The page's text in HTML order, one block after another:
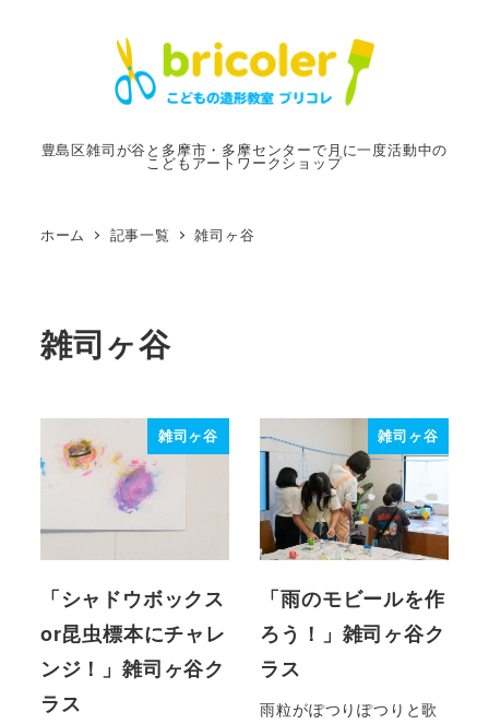
豊島区雑司が谷と多摩市・多摩センターで月に一度活動中の
こどもアートワークショップ
ホーム 記事一覧 雑司ヶ谷
雑司ヶ谷
雑司ヶ谷
「シャドウボックス
or昆虫標本にチャレ
ンジ！」雑司ヶ谷ク
ラス
雑司ヶ谷
「雨のモビールを作
ろう！」雑司ヶ谷ク
ラス
雨粒がぽつりぽつりと歌